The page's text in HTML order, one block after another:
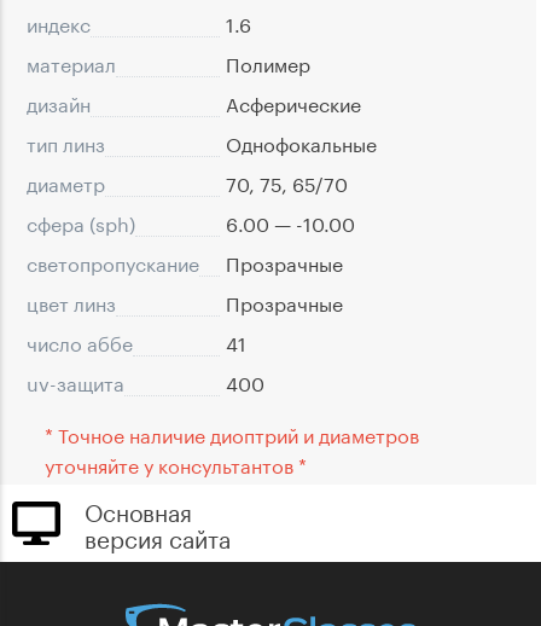
индекс
1.6
материал
Полимер
дизайн
Асферические
тип линз
Однофокальные
диаметр
70, 75, 65/70
сфера (sph)
6.00 — -10.00
светопропускание
Прозрачные
цвет линз
Прозрачные
число аббе
41
uv-защита
400
* Точное наличие диоптрий и диаметров
уточняйте у консультантов *
Основная
версия сайта